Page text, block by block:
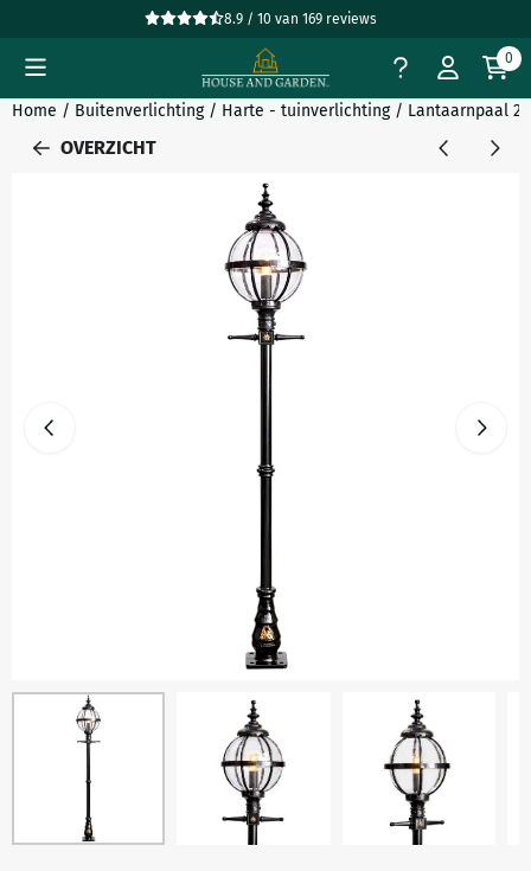
Cookievoorkeuren zijn beschikbaar. Kies instellingen of sta
8.9 / 10 van169 reviews
0
Home / Buitenverlichting / Harte - tuinverlichting / Lantaarnpaal
OVERZICHT